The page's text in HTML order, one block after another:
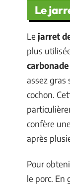
Le
Le jarret
plus
assez gras
cochon.
confère
après
Pour
le porc. En